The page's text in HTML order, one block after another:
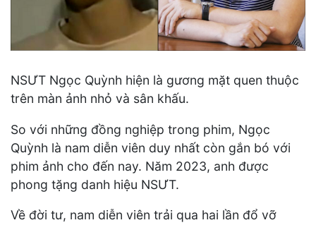
NSƯT Ngọc Quỳnh hiện là gương mặt quen thuộc
trên màn ảnh nhỏ và sân khấu.
So với những đồng nghiệp trong phim, Ngọc
Quỳnh là nam diễn viên duy nhất còn gắn bó với
phim ảnh cho đến nay. Năm 2023, anh được
phong tặng danh hiệu NSƯT.
Về đời tư, nam diễn viên trải qua hai lần đổ vỡ